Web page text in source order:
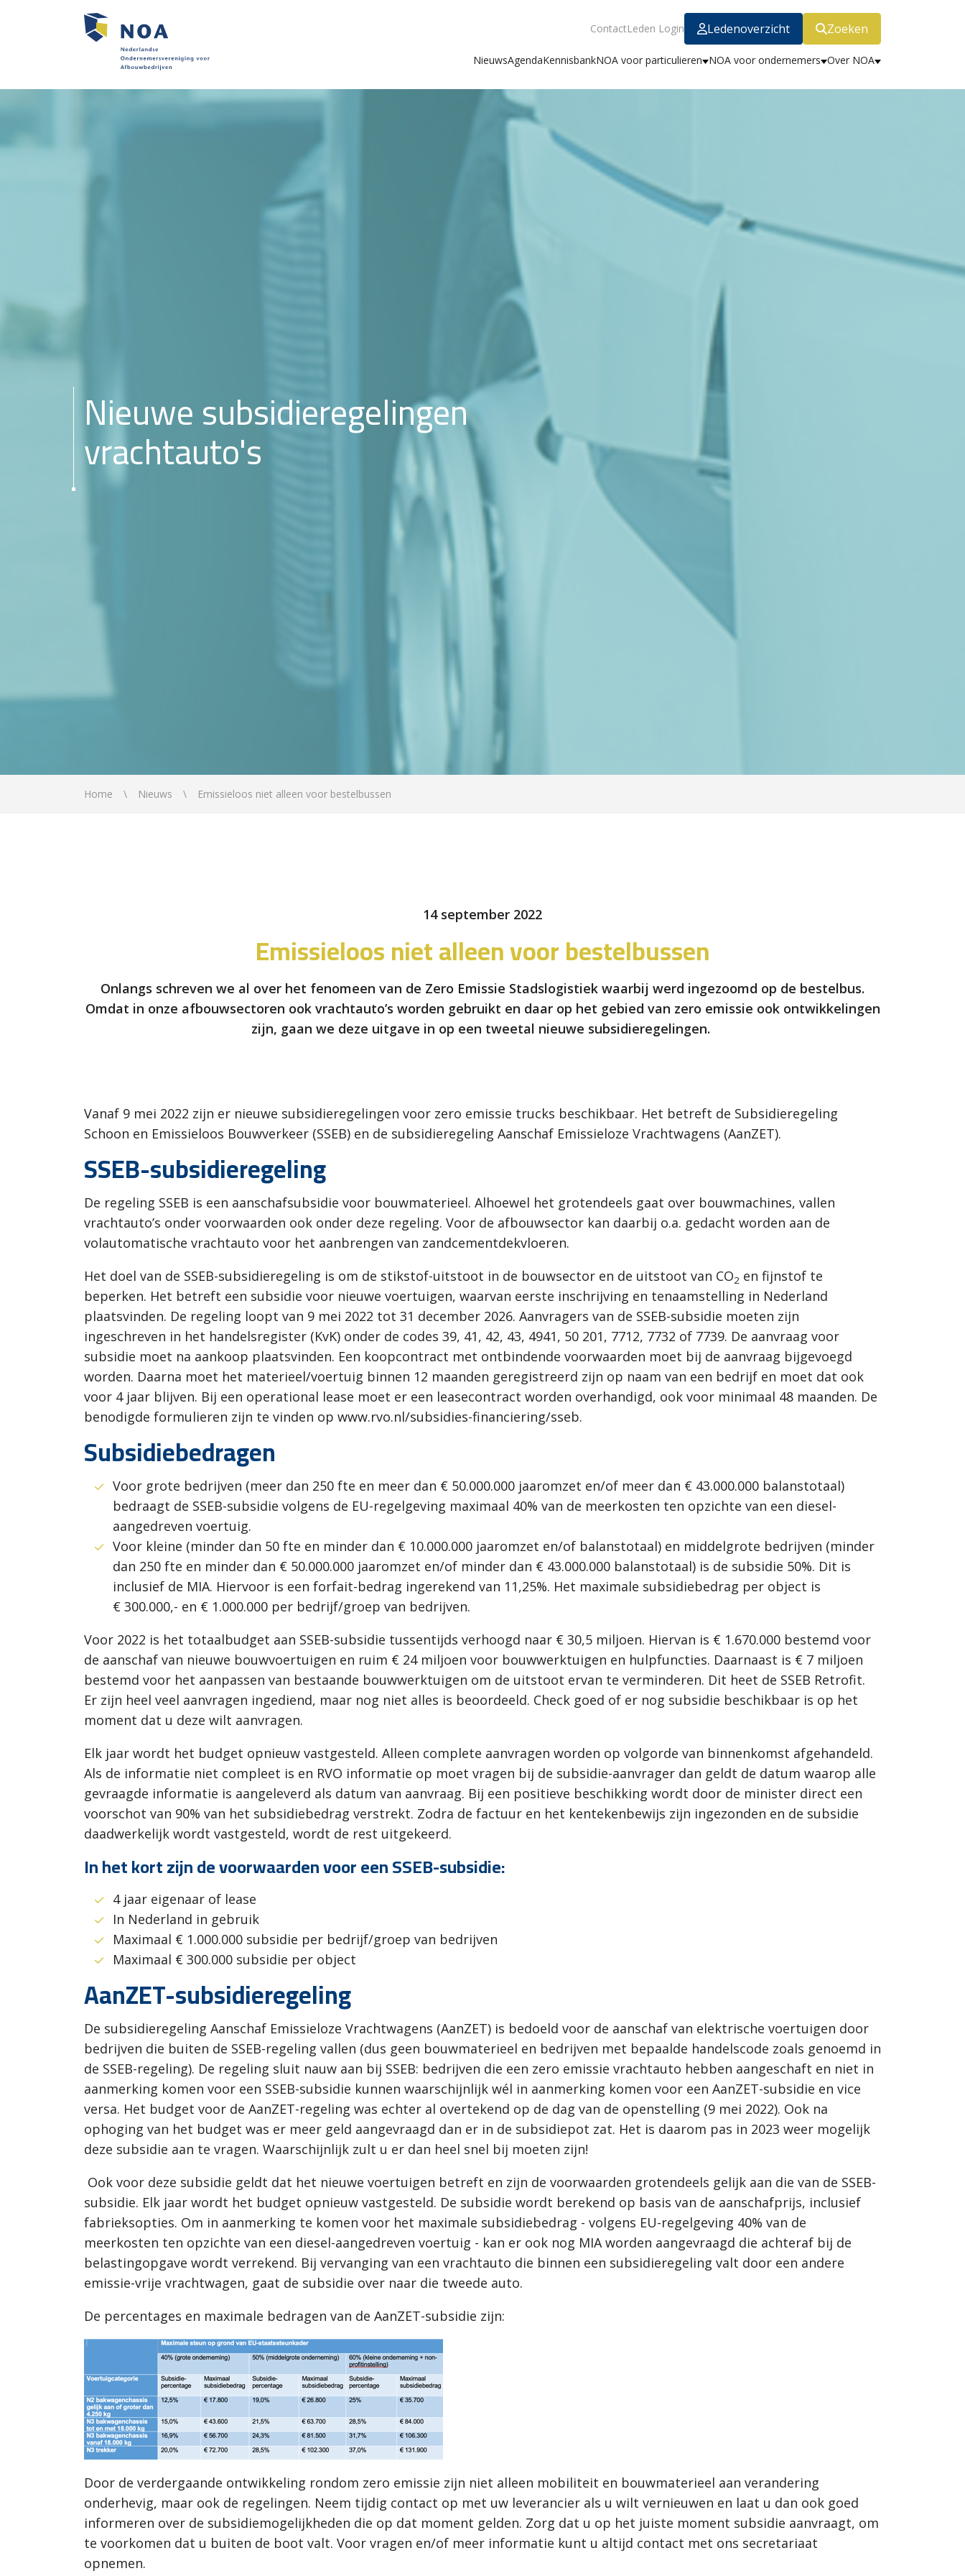
ContactLeden Login Ledenoverzicht Zoeken
NieuwsAgendaKennisbankNOA voor particulieren NOA voor ondernemers Over NOA
Nieuwe subsidieregelingen
vrachtauto's
Home Nieuws Emissieloos niet alleen voor bestelbussen
14 september 2022
Emissieloos niet alleen voor bestelbussen
Onlangs schreven we al over het fenomeen van de Zero Emissie Stadslogistiek waarbij werd ingezoomd op de bestelbus.
Omdat in onze afbouwsectoren ook vrachtauto’s worden gebruikt en daar op het gebied van zero emissie ook ontwikkelingen
zijn, gaan we deze uitgave in op een tweetal nieuwe subsidieregelingen.
Vanaf 9 mei 2022 zijn er nieuwe subsidieregelingen voor zero emissie trucks beschikbaar. Het betreft de Subsidieregeling
Schoon en Emissieloos Bouwverkeer (SSEB) en de subsidieregeling Aanschaf Emissieloze Vrachtwagens (AanZET).
SSEB-subsidieregeling
De regeling SSEB is een aanschafsubsidie voor bouwmaterieel. Alhoewel het grotendeels gaat over bouwmachines, vallen
vrachtauto’s onder voorwaarden ook onder deze regeling. Voor de afbouwsector kan daarbij o.a. gedacht worden aan de
volautomatische vrachtauto voor het aanbrengen van zandcementdekvloeren.
Het doel van de SSEB-subsidieregeling is om de stikstof-uitstoot in de bouwsector en de uitstoot van CO2 en fijnstof te
beperken. Het betreft een subsidie voor nieuwe voertuigen, waarvan eerste inschrijving en tenaamstelling in Nederland
plaatsvinden. De regeling loopt van 9 mei 2022 tot 31 december 2026. Aanvragers van de SSEB-subsidie moeten zijn
ingeschreven in het handelsregister (KvK) onder de codes 39, 41, 42, 43, 4941, 50 201, 7712, 7732 of 7739. De aanvraag voor
subsidie moet na aankoop plaatsvinden. Een koopcontract met ontbindende voorwaarden moet bij de aanvraag bijgevoegd
worden. Daarna moet het materieel/voertuig binnen 12 maanden geregistreerd zijn op naam van een bedrijf en moet dat ook
voor 4 jaar blijven. Bij een operational lease moet er een leasecontract worden overhandigd, ook voor minimaal 48 maanden. De
benodigde formulieren zijn te vinden op www.rvo.nl/subsidies-financiering/sseb.
Subsidiebedragen
Voor grote bedrijven (meer dan 250 fte en meer dan € 50.000.000 jaaromzet en/of meer dan € 43.000.000 balanstotaal)
bedraagt de SSEB-subsidie volgens de EU-regelgeving maximaal 40% van de meerkosten ten opzichte van een diesel-
aangedreven voertuig.
Voor kleine (minder dan 50 fte en minder dan € 10.000.000 jaaromzet en/of balanstotaal) en middelgrote bedrijven (minder
dan 250 fte en minder dan € 50.000.000 jaaromzet en/of minder dan € 43.000.000 balanstotaal) is de subsidie 50%. Dit is
inclusief de MIA. Hiervoor is een forfait-bedrag ingerekend van 11,25%. Het maximale subsidiebedrag per object is
€ 300.000,- en € 1.000.000 per bedrijf/groep van bedrijven.
Voor 2022 is het totaalbudget aan SSEB-subsidie tussentijds verhoogd naar € 30,5 miljoen. Hiervan is € 1.670.000 bestemd voor
de aanschaf van nieuwe bouwvoertuigen en ruim € 24 miljoen voor bouwwerktuigen en hulpfuncties. Daarnaast is € 7 miljoen
bestemd voor het aanpassen van bestaande bouwwerktuigen om de uitstoot ervan te verminderen. Dit heet de SSEB Retrofit.
Er zijn heel veel aanvragen ingediend, maar nog niet alles is beoordeeld. Check goed of er nog subsidie beschikbaar is op het
moment dat u deze wilt aanvragen.
Elk jaar wordt het budget opnieuw vastgesteld. Alleen complete aanvragen worden op volgorde van binnenkomst afgehandeld.
Als de informatie niet compleet is en RVO informatie op moet vragen bij de subsidie-aanvrager dan geldt de datum waarop alle
gevraagde informatie is aangeleverd als datum van aanvraag. Bij een positieve beschikking wordt door de minister direct een
voorschot van 90% van het subsidiebedrag verstrekt. Zodra de factuur en het kentekenbewijs zijn ingezonden en de subsidie
daadwerkelijk wordt vastgesteld, wordt de rest uitgekeerd.
In het kort zijn de voorwaarden voor een SSEB-subsidie:
4 jaar eigenaar of lease
In Nederland in gebruik
Maximaal € 1.000.000 subsidie per bedrijf/groep van bedrijven
Maximaal € 300.000 subsidie per object
AanZET-subsidieregeling
De subsidieregeling Aanschaf Emissieloze Vrachtwagens (AanZET) is bedoeld voor de aanschaf van elektrische voertuigen door
bedrijven die buiten de SSEB-regeling vallen (dus geen bouwmaterieel en bedrijven met bepaalde handelscode zoals genoemd in
de SSEB-regeling). De regeling sluit nauw aan bij SSEB: bedrijven die een zero emissie vrachtauto hebben aangeschaft en niet in
aanmerking komen voor een SSEB-subsidie kunnen waarschijnlijk wél in aanmerking komen voor een AanZET-subsidie en vice
versa. Het budget voor de AanZET-regeling was echter al overtekend op de dag van de openstelling (9 mei 2022). Ook na
ophoging van het budget was er meer geld aangevraagd dan er in de subsidiepot zat. Het is daarom pas in 2023 weer mogelijk
deze subsidie aan te vragen. Waarschijnlijk zult u er dan heel snel bij moeten zijn!
Ook voor deze subsidie geldt dat het nieuwe voertuigen betreft en zijn de voorwaarden grotendeels gelijk aan die van de SSEB-
subsidie. Elk jaar wordt het budget opnieuw vastgesteld. De subsidie wordt berekend op basis van de aanschafprijs, inclusief
fabrieksopties. Om in aanmerking te komen voor het maximale subsidiebedrag - volgens EU-regelgeving 40% van de
meerkosten ten opzichte van een diesel-aangedreven voertuig - kan er ook nog MIA worden aangevraagd die achteraf bij de
belastingopgave wordt verrekend. Bij vervanging van een vrachtauto die binnen een subsidieregeling valt door een andere
emissie-vrije vrachtwagen, gaat de subsidie over naar die tweede auto.
De percentages en maximale bedragen van de AanZET-subsidie zijn:
Door de verdergaande ontwikkeling rondom zero emissie zijn niet alleen mobiliteit en bouwmaterieel aan verandering
onderhevig, maar ook de regelingen. Neem tijdig contact op met uw leverancier als u wilt vernieuwen en laat u dan ook goed
informeren over de subsidiemogelijkheden die op dat moment gelden. Zorg dat u op het juiste moment subsidie aanvraagt, om
te voorkomen dat u buiten de boot valt. Voor vragen en/of meer informatie kunt u altijd contact met ons secretariaat
opnemen.